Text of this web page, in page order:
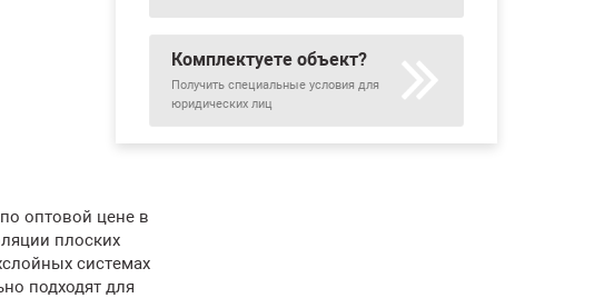
Комплектуете объект?
Получить специальные условия для
юридических лиц
оптовой цене в
плоских
системах
подходят для